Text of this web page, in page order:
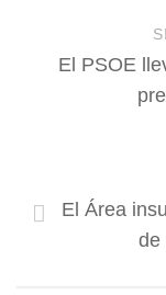
El PSOE
El Área
de